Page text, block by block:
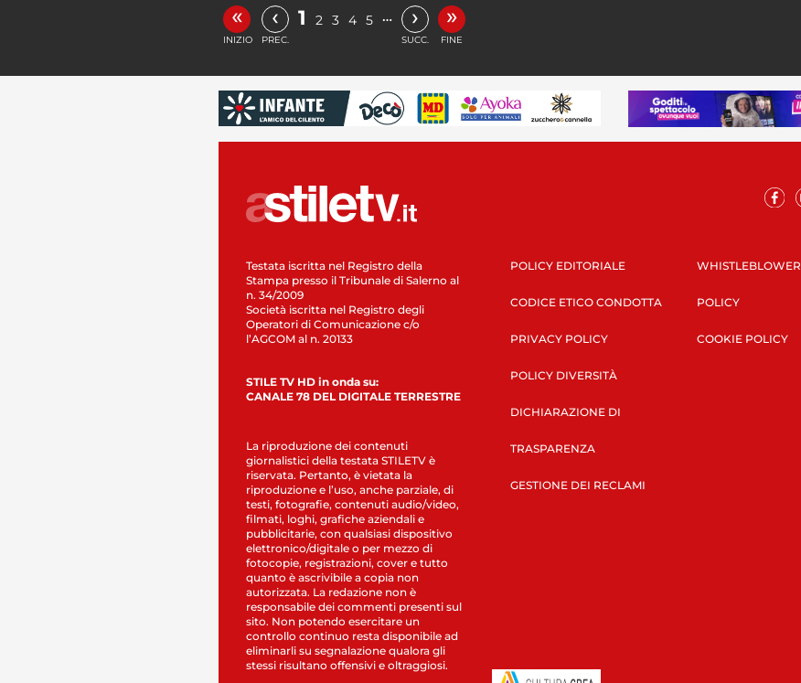
«
INIZIO
‹
PREC.
1 2 3 4 5 … ›
SUCC.
»
FINE
Testata iscritta nel Registro della
Stampa presso il Tribunale di Salerno al
n. 34/2009
Società iscritta nel Registro degli
Operatori di Comunicazione c/o
l’AGCOM al n. 20133
STILE TV HD in onda su:
CANALE 78 DEL DIGITALE TERRESTRE
La riproduzione dei contenuti
giornalistici della testata STILETV è
riservata. Pertanto, è vietata la
riproduzione e l’uso, anche parziale, di
testi, fotografie, contenuti audio/video,
filmati, loghi, grafiche aziendali e
pubblicitarie, con qualsiasi dispositivo
elettronico/digitale o per mezzo di
fotocopie, registrazioni, cover e tutto
quanto è ascrivibile a copia non
autorizzata. La redazione non è
responsabile dei commenti presenti sul
sito. Non potendo esercitare un
controllo continuo resta disponibile ad
eliminarli su segnalazione qualora gli
stessi risultano offensivi e oltraggiosi.
POLICY EDITORIALE
CODICE ETICO CONDOTTA
PRIVACY POLICY
POLICY DIVERSITÀ
DICHIARAZIONE DI
TRASPARENZA
GESTIONE DEI RECLAMI
WHISTLEBLOWER
POLICY
COOKIE POLICY